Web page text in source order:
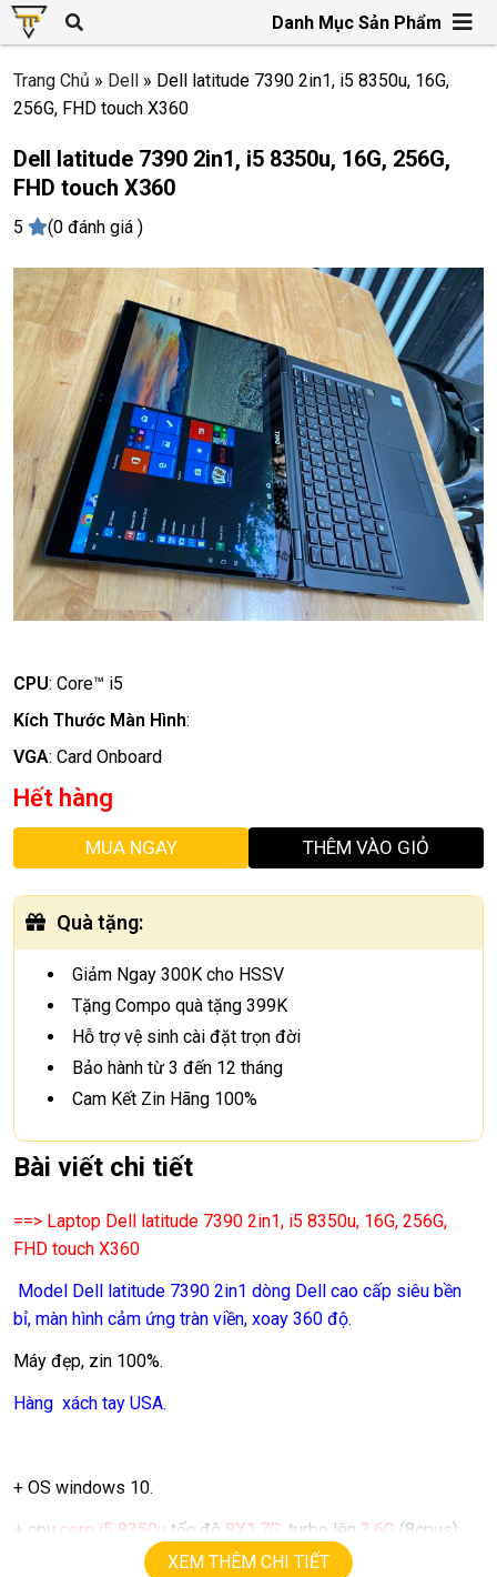
Danh Mục Sản Phẩm
Trang Chủ » Dell » Dell latitude 7390 2in1, i5 8350u, 16G,
256G, FHD touch X360
Dell latitude 7390 2in1, i5 8350u, 16G, 256G,
FHD touch X360
5 (0 đánh giá )
CPU: Core™ i5
Kích Thước Màn Hình:
VGA: Card Onboard
Hết hàng
MUA NGAY THÊM VÀO GIỎ
Quà tặng:
Giảm Ngay 300K cho HSSV
Tặng Compo quà tặng 399K
Hỗ trợ vệ sinh cài đặt trọn đời
Bảo hành từ 3 đến 12 tháng
Cam Kết Zin Hãng 100%
Bài viết chi tiết
==> Laptop Dell latitude 7390 2in1, i5 8350u, 16G, 256G,
FHD touch X360
Model Dell latitude 7390 2in1 dòng Dell cao cấp siêu bền
bỉ, màn hình cảm ứng tràn viền, xoay 360 độ.
Máy đẹp, zin 100%.
Hàng xách tay USA.
+ OS windows 10.
+ cpu core i5 8350u tốc độ 8X1.7G , turbo lên 3.6G (8cpus).
XEM THÊM CHI TIẾT